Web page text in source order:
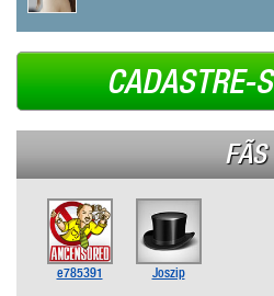
CADASTRE-
FÃS
e785391 Joszip